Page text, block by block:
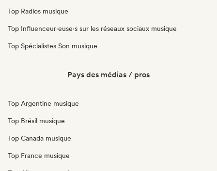
Top Radios musique
Top Influenceur·euse·s sur les réseaux sociaux musique
Top Spécialistes Son musique
Pays des médias / pros
Top Argentine musique
Top Brésil musique
Top Canada musique
Top France musique